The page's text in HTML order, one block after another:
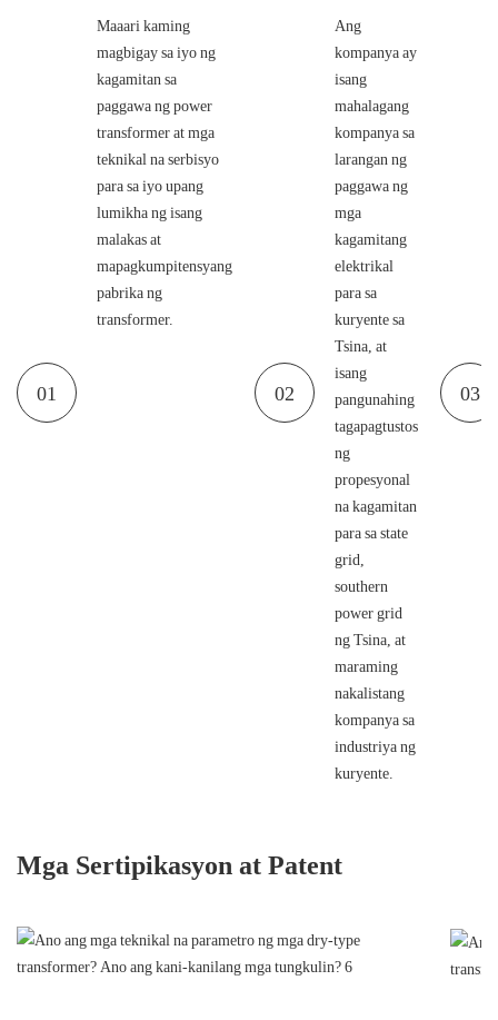
01
Maaari kaming
magbigay sa iyo ng
kagamitan sa
paggawa ng power
transformer at mga
teknikal na serbisyo
para sa iyo upang
lumikha ng isang
malakas at
mapagkumpitensyang
pabrika ng
transformer.
02
Ang
kompanya ay
isang
mahalagang
kompanya sa
larangan ng
paggawa ng
mga
kagamitang
elektrikal
para sa
kuryente sa
Tsina, at
isang
pangunahing
tagapagtustos
ng
propesyonal
na kagamitan
para sa state
grid,
southern
power grid
ng Tsina, at
maraming
nakalistang
kompanya sa
industriya ng
kuryente.
03
Mga Sertipikasyon at Patent